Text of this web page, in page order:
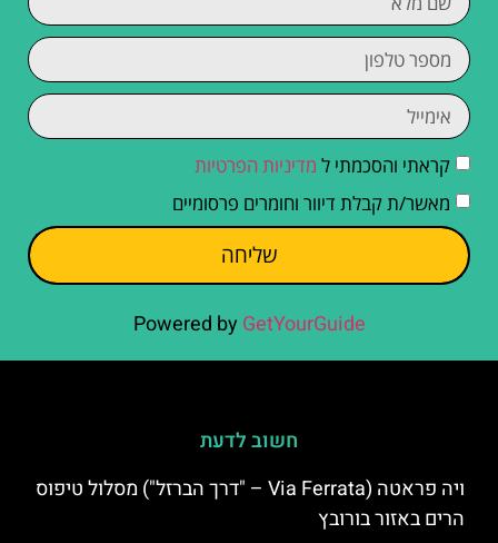
קראתי והסכמתי ל מדיניות הפרטיות
מאשר/ת קבלת דיוור וחומרים פרסומיים
שליחה
Powered by GetYourGuide
חשוב לדעת
ויה פראטה (Via Ferrata – "דרך הברזל") מסלול טיפוס
הרים באזור בורובץ